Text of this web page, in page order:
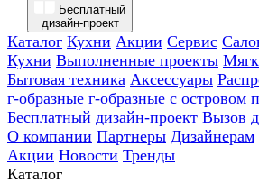
Бесплатный
дизайн-проект
Каталог Кухни Акции Сервис
Кухни Выполненные проекты
Бытовая техника Аксессуары
г-образные г-образные с островом
Бесплатный дизайн-проект Вызов
О компании Партнеры Дизайнерам
Акции Новости Тренды
Каталог